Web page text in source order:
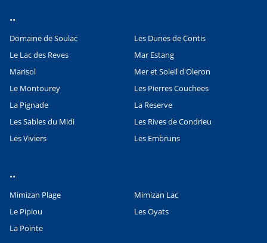
OpenStreetMap contributors, Points © 2012 LINZ
..
Domaine de Soulac
Les Dunes de Contis
Le Lac des Reves
Mar Estang
Marisol
Mer et Soleil d'Oleron
Le Montourey
Les Pierres Couchees
La Pignade
La Reserve
Les Sables du Midi
Les Rives de Condrieu
Les Viviers
Les Embruns
..
Mimizan Plage
Mimizan Lac
Le Pipiou
Les Oyats
La Pointe